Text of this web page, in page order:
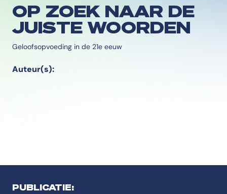
OP ZOEK NAAR DE
JUISTE WOORDEN
Geloofsopvoeding in de 21e eeuw
Auteur(s):
PUBLICATIE: